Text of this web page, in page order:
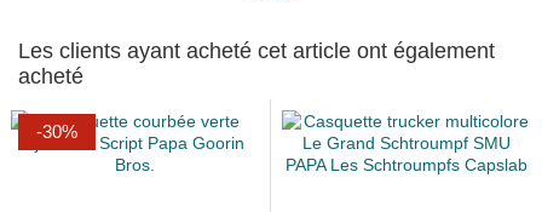
Les clients ayant acheté cet article ont également
acheté
-30%